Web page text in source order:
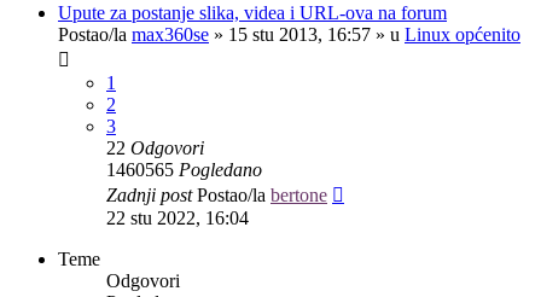
Upute za postanje slika, videa i URL-ova na forum
Postao/la max360se » 15 stu 2013, 16:57 » u Linux općenito
1
2
3
22 Odgovori
1460565 Pogledano
Zadnji postPostao/la bertone
22 stu 2022, 16:04
Teme
Odgovori